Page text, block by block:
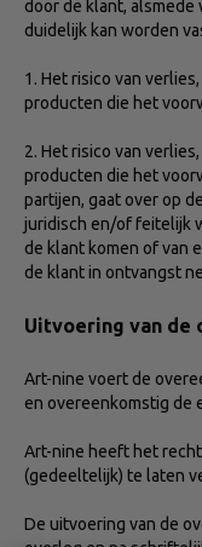
door de klant,
duidelijk kan worden
1. Het risico van
producten die het
2. Het risico van
producten die het
partijen, gaat over op
juridisch en/of feitelijk
de klant komen of van
de klant in ontvangst
Uitvoering van de
Art-nine voert de
en overeenkomstig de
Art-nine heeft het
(gedeeltelijk) te laten
De uitvoering van de